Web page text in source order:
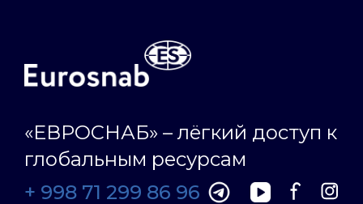
«ЕВРОСНАБ» – лёгкий доступ к
глобальным ресурсам
+ 998 71 299 86 96